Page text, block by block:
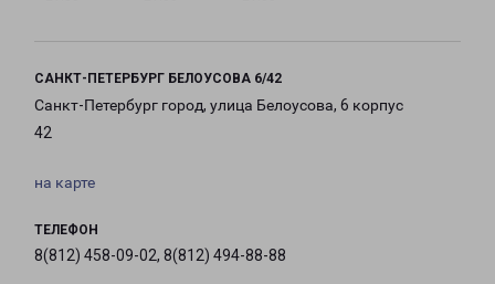
САНКТ-ПЕТЕРБУРГ БЕЛОУСОВА 6/42
Санкт-Петербург город, улица Белоусова, 6 корпус
42
на карте
ТЕЛЕФОН
8(812) 458-09-02, 8(812) 494-88-88